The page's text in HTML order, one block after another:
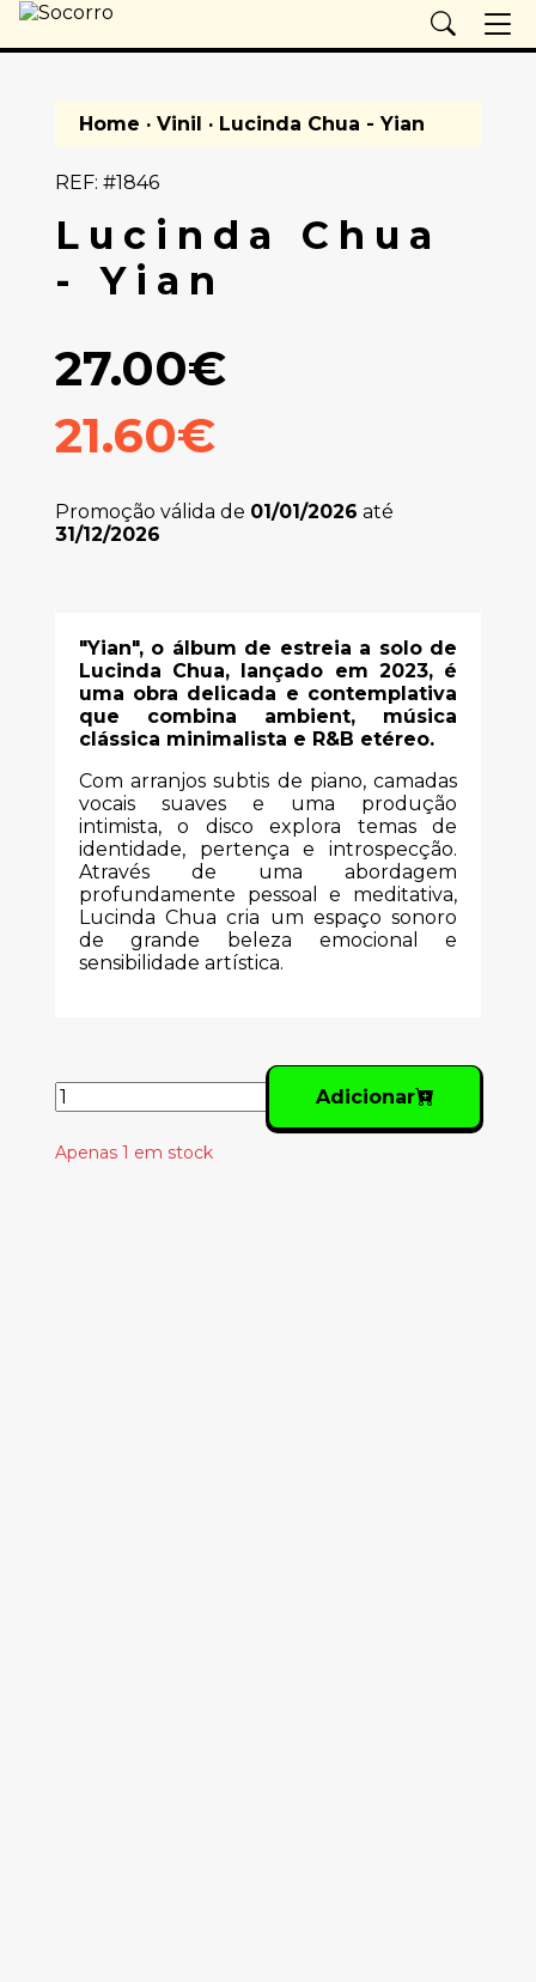
Home · Vinil · Lucinda Chua - Yian
REF: #1846
Lucinda Chua
- Yian
27.00€
21.60€
Promoção válida de 01/01/2026 até
31/12/2026
"Yian", o álbum de estreia a solo de
Lucinda Chua, lançado em 2023, é
uma obra delicada e contemplativa
que combina ambient, música
clássica minimalista e R&B etéreo.
Com arranjos subtis de piano, camadas
vocais suaves e uma produção
intimista, o disco explora temas de
identidade, pertença e introspecção.
Através de uma abordagem
profundamente pessoal e meditativa,
Lucinda Chua cria um espaço sonoro
de grande beleza emocional e
sensibilidade artística.
Adicionar
Apenas 1 em stock